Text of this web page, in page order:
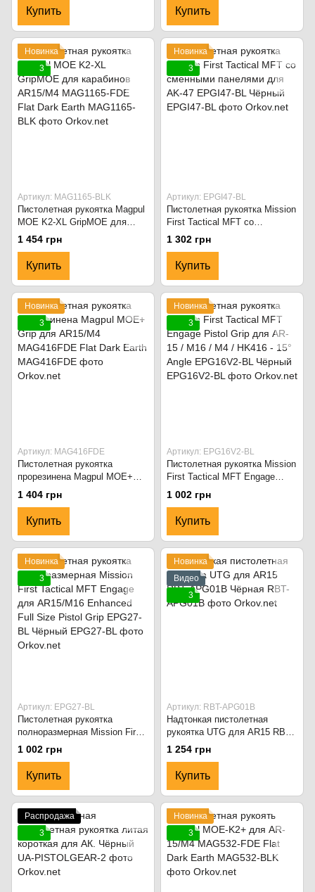
Купить Купить
Новинка
3
Артикул: MAG1165-BLK
Пистолетная рукоятка Magpul
MOE K2-XL GripMOE для
карабинов AR15/M4 MAG1165-
FDE Flat Dark Earth
1 454 грн
Купить
Новинка
3
Артикул: EPGI47-BL
Пистолетная рукоятка Mission
First Tactical MFT со
сменными панелями для AK-
47 EPGI47-BL Чёрный
1 302 грн
Купить
Новинка
3
Артикул: MAG416FDE
Пистолетная рукоятка
прорезинена Magpul MOE+
Grip для AR15/M4
MAG416FDE Flat Dark Earth
1 404 грн
Купить
Новинка
3
Артикул: EPG16V2-BL
Пистолетная рукоятка Mission
First Tactical MFT Engage
Pistol Grip для AR-15 / M16 /
M4 / HK416 - 15° Angle
EPG16V2-BL Чёрный
1 002 грн
Купить
Новинка
3
Артикул: EPG27-BL
Пистолетная рукоятка
полноразмерная Mission First
Tactical MFT Engage для
AR15/M16 Enhanced Full Size
Pistol Grip EPG27-BL Чёрный
1 002 грн
Купить
Новинка
Видео
3
Артикул: RBT-APG01B
Надтонкая пистолетная
рукоятка UTG для AR15 RBT-
APG01B Чёрная
1 254 грн
Купить
Распродажа
3
Новинка
3